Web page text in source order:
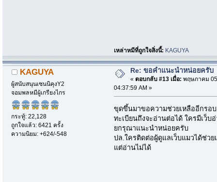
เหล่าหมีที่ถูกใจสิ่งนี้: KAGUYA
KAGUYA
ผู้สนับสนุนเซนนิคุงY2
จอมพลหมีผู้เกรียงไกร
กระทู้: 22,128
ถูกใจแล้ว: 6421 ครั้ง
ความนิยม: +624/-548
Re: ขอคำแนะนำหน่อยครับ
« ตอบกลับ #13 เมื่อ: พฤษภาคม
04:37:59 AM »
ขุดขึ้นมาขอความช่วยเหลืออีกรอบ
ทะเบียนถึงจะอ่านต่อได้ ใครมีเว็
ยกรุณาแนะนำหน่อยครับ
ปล.ใครติดต่อผู้ดูแลเว็บแมวได้ช่วย
แต่อ่านไม่ได้